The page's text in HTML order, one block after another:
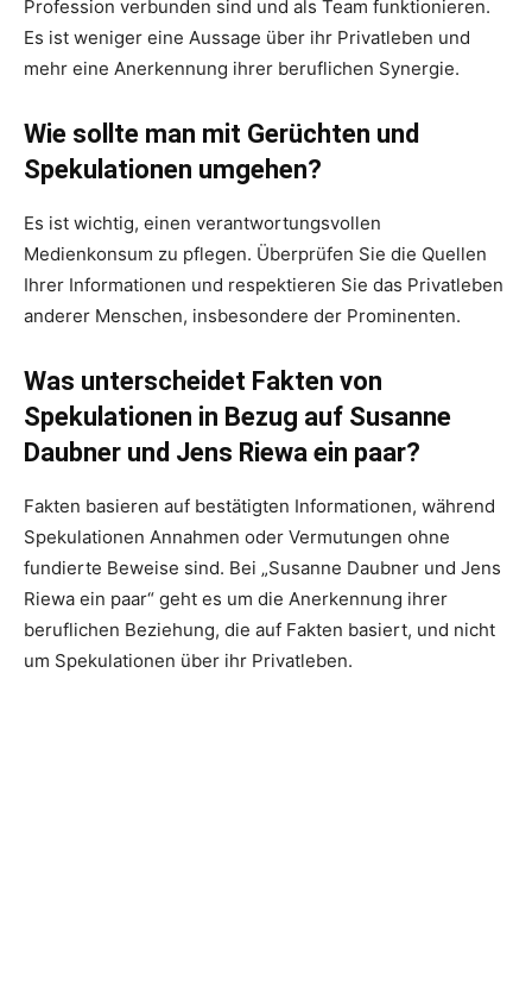
Profession verbunden sind und als Team funktionieren.
Es ist weniger eine Aussage über ihr Privatleben und
mehr eine Anerkennung ihrer beruflichen Synergie.
Wie sollte man mit Gerüchten und
Spekulationen umgehen?
Es ist wichtig, einen verantwortungsvollen
Medienkonsum zu pflegen. Überprüfen Sie die Quellen
Ihrer Informationen und respektieren Sie das Privatleben
anderer Menschen, insbesondere der Prominenten.
Was unterscheidet Fakten von
Spekulationen in Bezug auf Susanne
Daubner und Jens Riewa ein paar?
Fakten basieren auf bestätigten Informationen, während
Spekulationen Annahmen oder Vermutungen ohne
fundierte Beweise sind. Bei „Susanne Daubner und Jens
Riewa ein paar“ geht es um die Anerkennung ihrer
beruflichen Beziehung, die auf Fakten basiert, und nicht
um Spekulationen über ihr Privatleben.